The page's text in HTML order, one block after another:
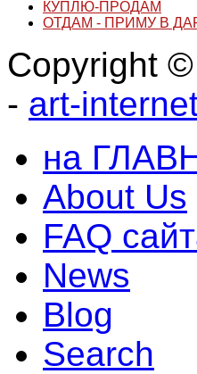
КУПЛЮ-ПРОДАМ
ОТДАМ - ПРИМУ В
Copyright
- art-
на
About Us
FAQ
News
Blog
Search